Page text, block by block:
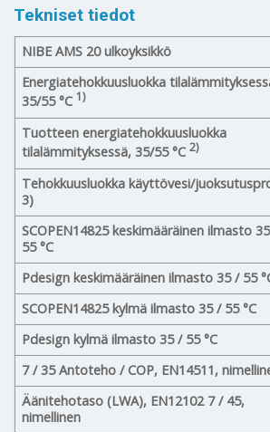
Tekniset tiedot
NIBE AMS 20 ulkoyksikkö
Energiatehokkuusluokka
35/55 °C1)
Tuotteen energiatehokkuusluokka
tilalämmityksessä, 35/55 °C2)
Tehokkuusluokka käyttövesi/
3)
SCOPEN14825 keskimääräinen ilmasto
55 °C
Pdesign keskimääräinen ilmasto 35 / 55
SCOPEN14825 kylmä ilmasto 35 / 55 °C
Pdesign kylmä ilmasto 35 / 55 °C
7 / 35 Antoteho / COP, EN14511,
Äänitehotaso (LWA), EN12102 7 / 45,
nimellinen